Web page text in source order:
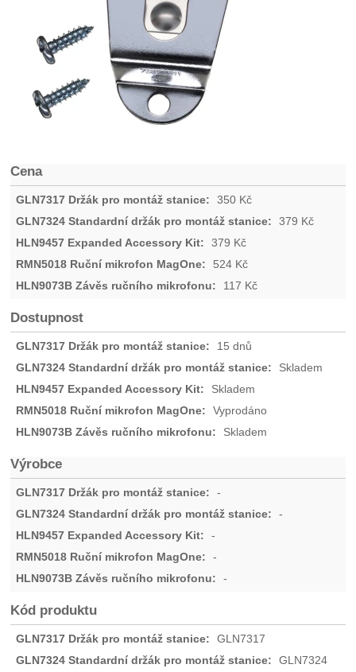
Cena
350 Kč
379 Kč
379 Kč
524 Kč
117 Kč
Dostupnost
15 dnů
Skladem
Skladem
Vyprodáno
Skladem
Výrobce
-
-
-
-
-
Kód produktu
GLN7317
GLN7324